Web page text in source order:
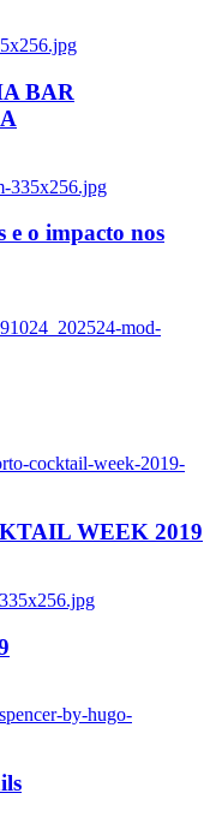
BAR
335x256.jpg
o impacto nos
mod-
cocktail-week-2019-
WEEK 2019
by-hugo-